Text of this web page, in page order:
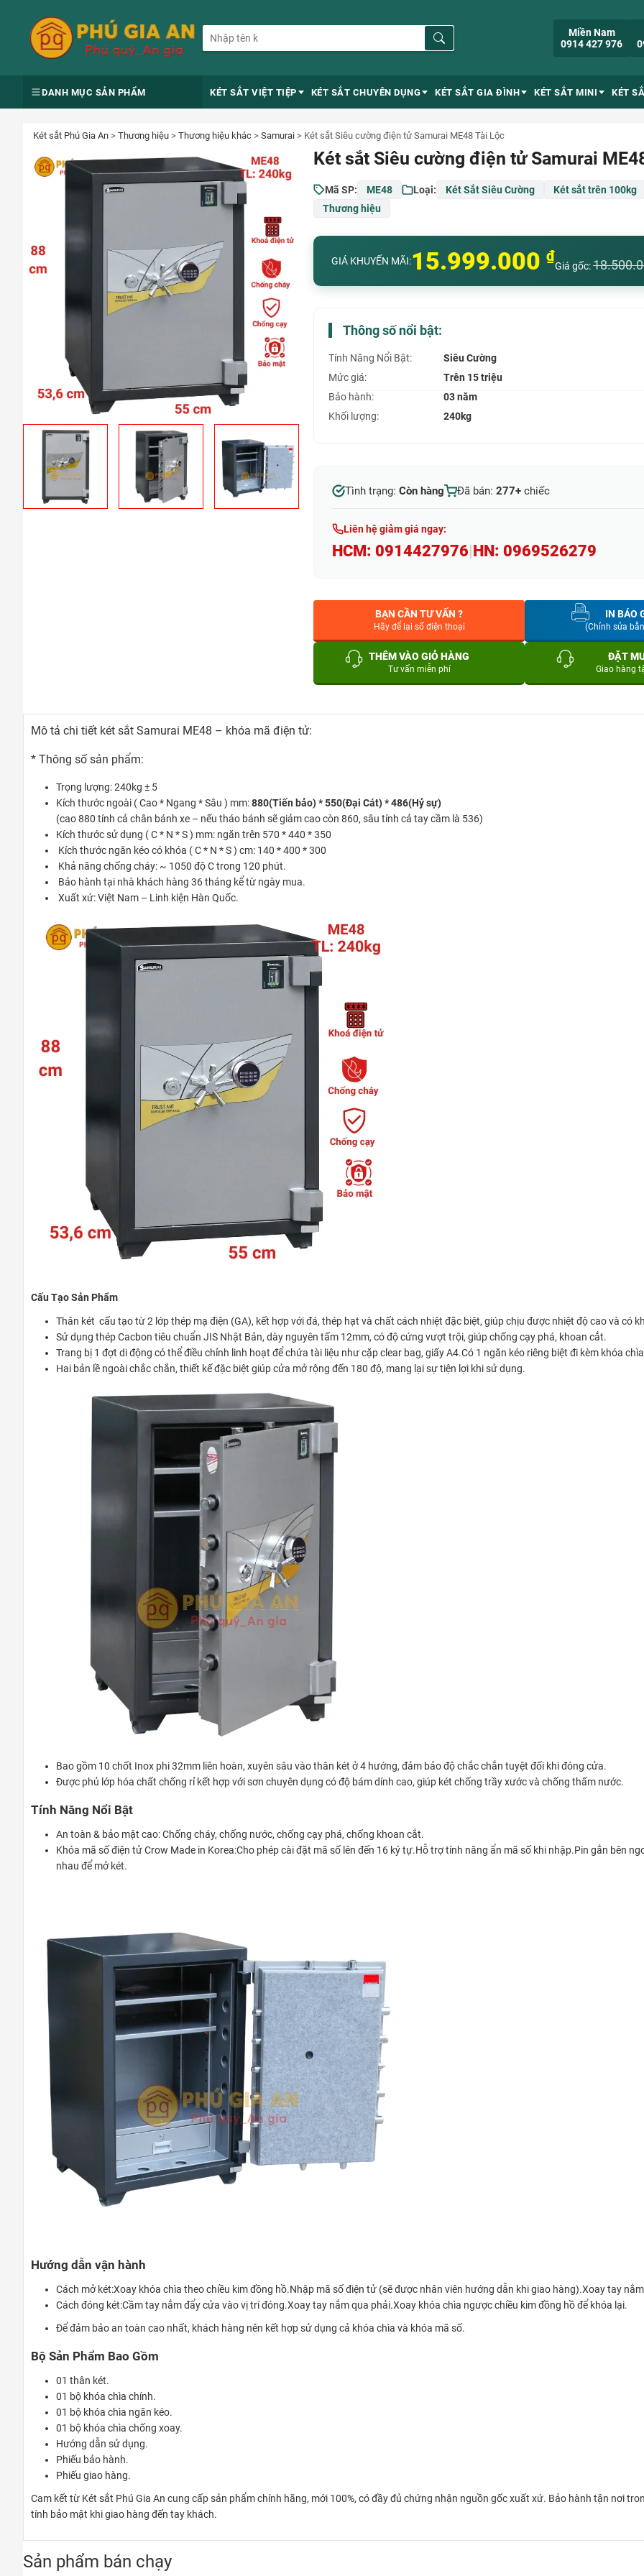
Miền Nam
0914 427 976
DANH MỤC SẢN PHẨM KÉT SẮT VIỆT TIỆP KÉT SẮT CHUYÊN DỤNG KÉT SẮT GIA ĐÌNH KÉT SẮT MINI KÉT
Két sắt Phú Gia An > Thương hiệu > Thương hiệu khác > Samurai > Két sắt Siêu cường điện tử Samurai ME48 Tài Lộc
Két sắt Siêu cường điện tử Samurai
Mã SP: ME48 Loại: Két Sắt Siêu Cường Két sắt trên 100kg
Thương hiệu
GIÁ KHUYẾN MÃI:15.999.000 ₫
Giá gốc:
Thông số nổi bật:
Tính Năng Nổi Bật:
Siêu Cường
Mức giá:
Trên 15 triệu
Bảo hành:
03 năm
Khối lượng:
240kg
Tình trạng: Còn hàng Đã bán: 277+ chiếc
Liên hệ giảm giá ngay:
HCM: 0914427976 HN: 0969526279
BẠN CẦN TƯ VẤN ?
Hãy để lại số điện thoại
IN BÁO
(Chỉnh sửa
THÊM VÀO GIỎ HÀNG
Tư vấn miễn phí
ĐẶT
Giao hàng
Mô tả chi tiết két sắt Samurai ME48 – khóa mã điện tử:
* Thông số sản phẩm:
Trọng lượng: 240kg ± 5
Kích thước ngoài ( Cao * Ngang * Sâu ) mm:880(Tiến bảo) * 550(Đại Cát) * 486(Hỷ sự)
(cao 880 tính cả chân bánh xe – nếu tháo bánh sẽ giảm cao còn 860, sâu tính cả tay cầm là 536)
Kích thước sử dụng ( C * N * S ) mm: ngăn trên 570 * 440 * 350
Kích thước ngăn kéo có khóa ( C * N * S ) cm: 140 * 400 * 300
Khả năng chống cháy: ~ 1050 độ C trong 120 phút.
Bảo hành tại nhà khách hàng 36 tháng kể từ ngày mua.
Xuất xứ: Việt Nam – Linh kiện Hàn Quốc.
Cấu Tạo Sản Phẩm
Thân két cấu tạo từ 2 lớp thép mạ điện (GA), kết hợp với đá, thép hạt và chất cách nhiệt đặc biệt, giúp chịu được nhiệt độ cao và có
Sử dụng thép Cacbon tiêu chuẩn JIS Nhật Bản, dày nguyên tấm 12mm, có độ cứng vượt trội, giúp chống cạy phá, khoan cắt.
Trang bị 1 đợt di động có thể điều chỉnh linh hoạt để chứa tài liệu như cặp clear bag, giấy A4.Có 1 ngăn kéo riêng biệt đi kèm khóa
Hai bản lề ngoài chắc chắn, thiết kế đặc biệt giúp cửa mở rộng đến 180 độ, mang lại sự tiện lợi khi sử dụng.
Bao gồm 10 chốt Inox phi 32mm liên hoàn, xuyên sâu vào thân két ở 4 hướng, đảm bảo độ chắc chắn tuyệt đối khi đóng cửa.
Được phủ lớp hóa chất chống rỉ kết hợp với sơn chuyên dụng có độ bám dính cao, giúp két chống trầy xước và chống thấm nước.
Tính Năng Nổi Bật
An toàn & bảo mật cao: Chống cháy, chống nước, chống cạy phá, chống khoan cắt.
Khóa mã số điện tử Crow Made in Korea:Cho phép cài đặt mã số lên đến 16 ký tự.Hỗ trợ tính năng ẩn mã số khi nhập.Pin gắn bên
nhau để mở két.
Hướng dẫn vận hành
Cách mở két:Xoay khóa chìa theo chiều kim đồng hồ.Nhập mã số điện tử (sẽ được nhân viên hướng dẫn khi giao hàng).Xoay tay
Cách đóng két:Cầm tay nắm đẩy cửa vào vị trí đóng.Xoay tay nắm qua phải.Xoay khóa chìa ngược chiều kim đồng hồ để khóa lại.
Để đảm bảo an toàn cao nhất, khách hàng nên kết hợp sử dụng cả khóa chìa và khóa mã số.
Bộ Sản Phẩm Bao Gồm
01 thân két.
01 bộ khóa chìa chính.
01 bộ khóa chìa ngăn kéo.
01 bộ khóa chìa chống xoay.
Hướng dẫn sử dụng.
Phiếu bảo hành.
Phiếu giao hàng.
Cam kết từ Két sắt Phú Gia An cung cấp sản phẩm chính hãng, mới 100%, có đầy đủ chứng nhận nguồn gốc xuất xứ. Bảo hành tận nơi
tính bảo mật khi giao hàng đến tay khách.
Sản phẩm bán chạy